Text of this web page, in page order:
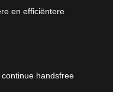
en efficiëntere
handsfree